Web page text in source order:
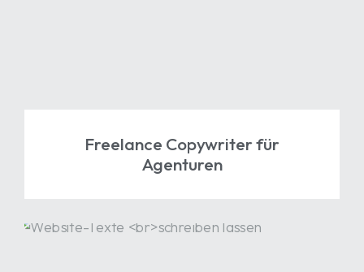
Freelance Copywriterfür
Agenturen